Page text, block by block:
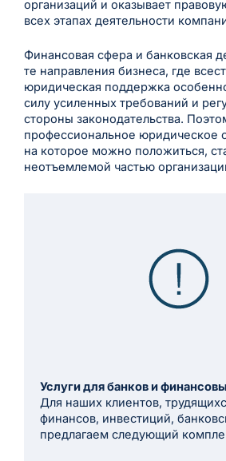
организаций и оказывает
всех этапах деятельности
Финансовая сфера и банковская
те направления бизнеса, где
юридическая поддержка
силу усиленных требований и
стороны законодательства.
профессиональное юридическое
на которое можно положиться,
неотъемлемой частью
Услуги для банков и
Для наших клиентов,
финансов, инвестиций,
предлагаем следующий